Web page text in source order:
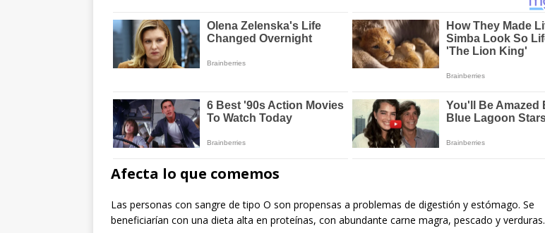
Afecta lo que comemos
Las personas con sangre de tipo O son propensas a problemas de digestión y estómago. Se
beneficiarían con una dieta alta en proteínas, con abundante carne magra, pescado y verduras.